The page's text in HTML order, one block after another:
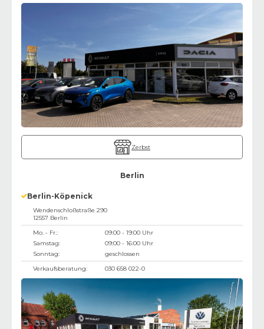
Zerbst
Berlin
Berlin-Köpenick
Wendenschloßstraße 290
12557 Berlin
Mo. - Fr.:
09:00 - 19:00 Uhr
Samstag:
09:00 - 16:00 Uhr
Sonntag:
geschlossen
Verkaufsberatung:
030 658 022-0